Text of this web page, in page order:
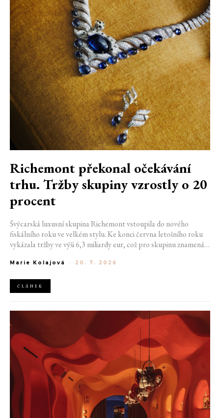
Richemont překonal očekávání
trhu. Tržby skupiny vzrostly o 20
procent
Švýcarská luxusní skupina Richemont vstoupila do nového
fiskálního roku ve velkém stylu. Ke konci června letošního roku
vykázala tržby ve výši 6,3 miliardy eur, což pro skupinu znamená
luxusním zůstává i přes přetrvávající ekonomickou nejistotu
Marie Kolajová - 20. 7. 2026
ČLÁNEK